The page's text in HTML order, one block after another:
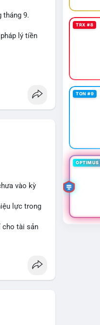
tháng 9.
lý tiền
vào kỳ
lực trong
cho tài sản
trường
TRX #8
TON #9
OPTIMUS